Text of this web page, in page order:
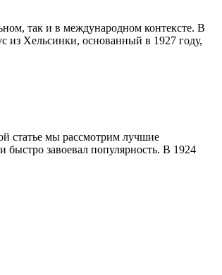
так и в международном контексте. В
Хельсинки, основанный в 1927 году,
статье мы рассмотрим лучшие
завоевал популярность. В 1924